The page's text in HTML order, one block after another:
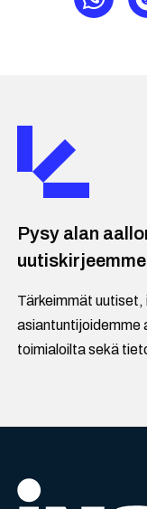
Pysy alan
uutiskirjeemme
Tärkeimmät
asiantuntijoidemme
toimialoilta sekä